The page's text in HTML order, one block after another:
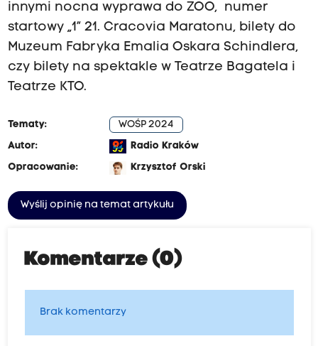
innymi nocna wyprawa do ZOO, numer
startowy „1” 21. Cracovia Maratonu, bilety do
Muzeum Fabryka Emalia Oskara Schindlera,
czy bilety na spektakle w Teatrze Bagatela i
Teatrze KTO.
Tematy:
WOŚP 2024
Autor:
Radio Kraków
Opracowanie:
Krzysztof Orski
Wyślij opinię na temat artykułu
Komentarze (0)
Brak komentarzy